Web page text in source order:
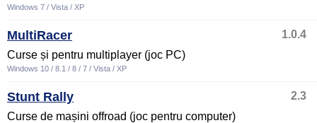
Windows 7 / Vista / XP
MultiRacer
1.0.4
Curse și pentru multiplayer (joc PC)
Windows 10 / 8.1 / 8 / 7 / Vista / XP
Stunt Rally
2.3
Curse de mașini offroad (joc pentru computer)